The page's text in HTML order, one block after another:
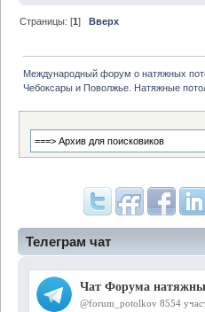
Телеграм чат
Страницы: [1]Вверх
Международный форум о натяжных
Чебоксары и Поволжье. Натяжные